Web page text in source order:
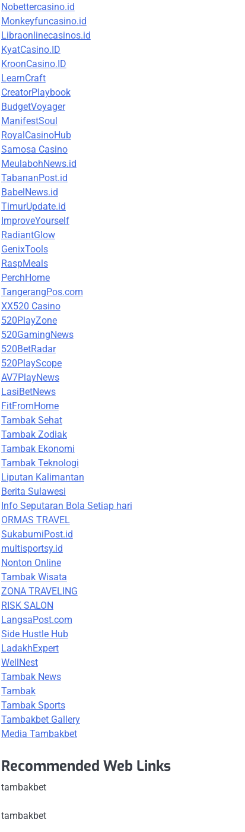
Nobettercasino.id
Monkeyfuncasino.id
Libraonlinecasinos.id
KyatCasino.ID
KroonCasino.ID
LearnCraft
CreatorPlaybook
BudgetVoyager
ManifestSoul
RoyalCasinoHub
Samosa Casino
MeulabohNews.id
TabananPost.id
BabelNews.id
TimurUpdate.id
ImproveYourself
RadiantGlow
GenixTools
RaspMeals
PerchHome
TangerangPos.com
XX520 Casino
520PlayZone
520GamingNews
520BetRadar
520PlayScope
AV7PlayNews
LasiBetNews
FitFromHome
Tambak Sehat
Tambak Zodiak
Tambak Ekonomi
Tambak Teknologi
Liputan Kalimantan
Berita Sulawesi
Info Seputaran Bola Setiap hari
ORMAS TRAVEL
SukabumiPost.id
multisportsy.id
Nonton Online
Tambak Wisata
ZONA TRAVELING
RISK SALON
LangsaPost.com
Side Hustle Hub
LadakhExpert
WellNest
Tambak News
Tambak
Tambak Sports
Tambakbet Gallery
Media Tambakbet
Recommended Web Links
tambakbet
tambakbet